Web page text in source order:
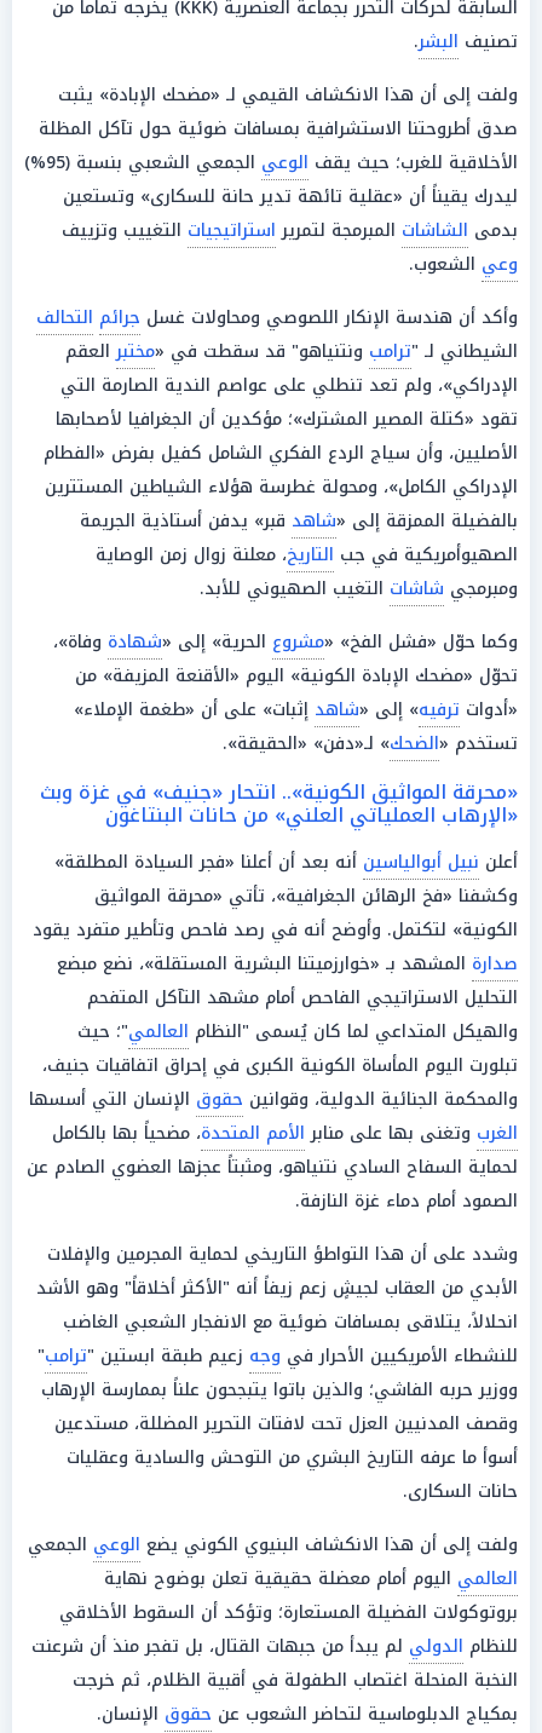
السابقة لحركات التحرر بجماعة العنصرية (KKK) يخرجه تماماً من
تصنيف البشر.
ولفت إلى أن هذا الانكشاف القيمي لـ «مضحك الإبادة» يثبت
صدق أطروحتنا الاستشرافية بمسافات ضوئية حول تآكل المظلة
الأخلاقية للغرب؛ حيث يقف الوعي
الجمعي الشعبي بنسبة (95%)
ليدرك يقيناً أن «عقلية تائهة تدير حانة للسكارى» وتستعين
بدمى الشاشات المبرمجة لتمريراستراتيجيات التغييب وتزييف
وعي الشعوب.
وأكد أن هندسة الإنكار اللصوصي ومحاولات غسل جرائم التحالف
الشيطاني لـ "ترامب ونتنياهو" قد سقطت في «مختبرالعقم
الإدراكي»، ولم تعد تنطلي على عواصم الندية الصارمة التي
تقود «كتلة المصير المشترك»؛ مؤكدين أن الجغرافيا لأصحابها
الأصليين، وأن سياج الردع الفكري الشامل كفيل بفرض «الفطام
الإدراكي الكامل»، ومحولة غطرسة هؤلاء الشياطين المستترين
بالفضيلة الممزقة إلى «شاهد قبر» يدفن أستاذية الجريمة
الصهيوأمريكية في جب التاريخ، معلنة زوال زمن الوصاية
ومبرمجي شاشات التغيب الصهيوني للأبد.
وكما حوّل «فشل الفخ» «مشروع الحرية» إلى «شهادة وفاة»،
تحوّل «مضحك الإبادة الكونية» اليوم «الأقنعة المزيفة» من
«أدوات ترفيه» إلى «شاهد إثبات» على أن «طغمة الإملاء»
تستخدم «الضحك» لـ«دفن» «الحقيقة».
«محرقة المواثيق الكونية».. انتحار «جنيف» في غزة وبث
«الإرهاب العملياتي العلني» من حانات البنتاغون
أعلن نبيل أبوالياسين أنه بعد أن أعلنا «فجر السيادة المطلقة»
وكشفنا «فخ الرهائن الجغرافية»، تأتي «محرقة المواثيق
الكونية» لتكتمل. وأوضح أنه في رصد فاحص وتأطير متفرد يقود
صدارة المشهد بـ «خوارزميتنا البشرية المستقلة»، نضع مبضع
التحليل الاستراتيجي الفاحص أمام مشهد التآكل المتفحم
والهيكل المتداعي لما كان يُسمى "النظام العالمي"؛ حيث
تبلورت اليوم المأساة الكونية الكبرى في إحراق اتفاقيات جنيف،
والمحكمة الجنائية الدولية، وقوانين حقوق الإنسان التي أسسها
الغرب وتغنى بها على منابرالأمم المتحدة، مضحياً بها بالكامل
لحماية السفاح السادي نتنياهو، ومثبتاً عجزها العضوي الصادم عن
الصمود أمام دماء غزة النازفة.
وشدد على أن هذا التواطؤ التاريخي لحماية المجرمين والإفلات
الأبدي من العقاب لجيشٍ زعم زيفاً أنه "الأكثر أخلاقاً" وهو الأشد
انحلالاً، يتلاقى بمسافات ضوئية مع الانفجار الشعبي الغاضب
للنشطاء الأمريكيين الأحرار في وجه زعيم طبقة ابستين "ترامب"
ووزير حربه الفاشي؛ والذين باتوا يتبجحون علناً بممارسة الإرهاب
وقصف المدنيين العزل تحت لافتات التحرير المضللة، مستدعين
أسوأ ما عرفه التاريخ البشري من التوحش والسادية وعقليات
حانات السكارى.
ولفت إلى أن هذا الانكشاف البنيوي الكوني يضع الوعي الجمعي
العالمي اليوم أمام معضلة حقيقية تعلن بوضوح نهاية
بروتوكولات الفضيلة المستعارة؛ وتؤكد أن السقوط الأخلاقي
للنظام الدولي لم يبدأ من جبهات القتال، بل تفجر منذ أن شرعنت
النخبة المنحلة اغتصاب الطفولة في أقبية الظلام، ثم خرجت
بمكياج الدبلوماسية لتحاضر الشعوب عن حقوق الإنسان.